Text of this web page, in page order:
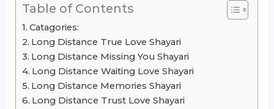
Table of Contents
Catagories:
Long Distance True Love Shayari
Long Distance Missing You Shayari
Long Distance Waiting Love Shayari
Long Distance Memories Shayari
Long Distance Trust Love Shayari